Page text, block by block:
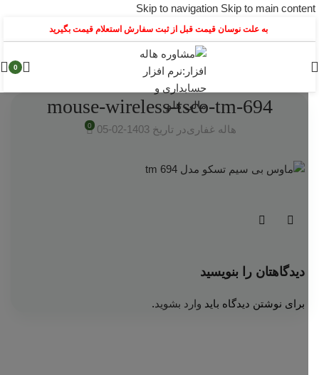
Skip to navigation Skip to main content
به علت نوسان قیمت قبل از ثبت سفارش استعلام قیمت بگیرید
0
mouse-wireless-tsco-tm-694
هاله غفاریدر تاریخ 1403-02-05 0
دیدگاهتان را بنویسید
برای نوشتن دیدگاه باید وارد بشوید.